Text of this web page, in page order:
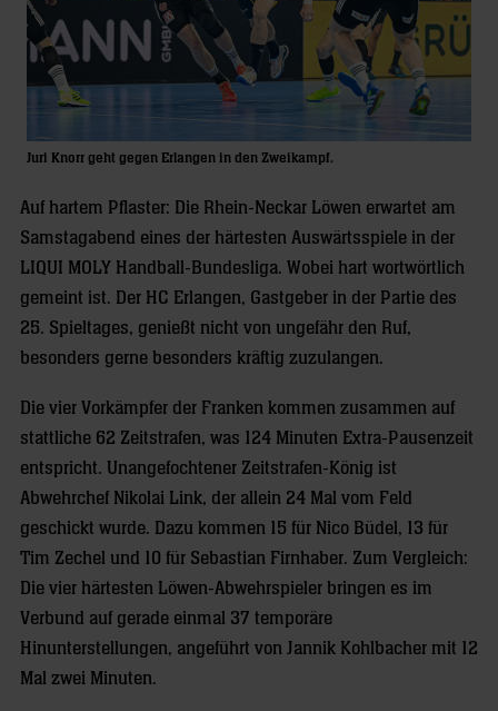
Juri Knorr geht gegen Erlangen in den Zweikampf.
Auf hartem Pflaster: Die Rhein-Neckar Löwen erwartet am
Samstagabend eines der härtesten Auswärtsspiele in der
LIQUI MOLY Handball-Bundesliga. Wobei hart wortwörtlich
gemeint ist. Der HC Erlangen, Gastgeber in der Partie des
25. Spieltages, genießt nicht von ungefähr den Ruf,
besonders gerne besonders kräftig zuzulangen.
Die vier Vorkämpfer der Franken kommen zusammen auf
stattliche 62 Zeitstrafen, was 124 Minuten Extra-Pausenzeit
entspricht. Unangefochtener Zeitstrafen-König ist
Abwehrchef Nikolai Link, der allein 24 Mal vom Feld
geschickt wurde. Dazu kommen 15 für Nico Büdel, 13 für
Tim Zechel und 10 für Sebastian Firnhaber. Zum Vergleich:
Die vier härtesten Löwen-Abwehrspieler bringen es im
Verbund auf gerade einmal 37 temporäre
Hinunterstellungen, angeführt von Jannik Kohlbacher mit 12
Mal zwei Minuten.